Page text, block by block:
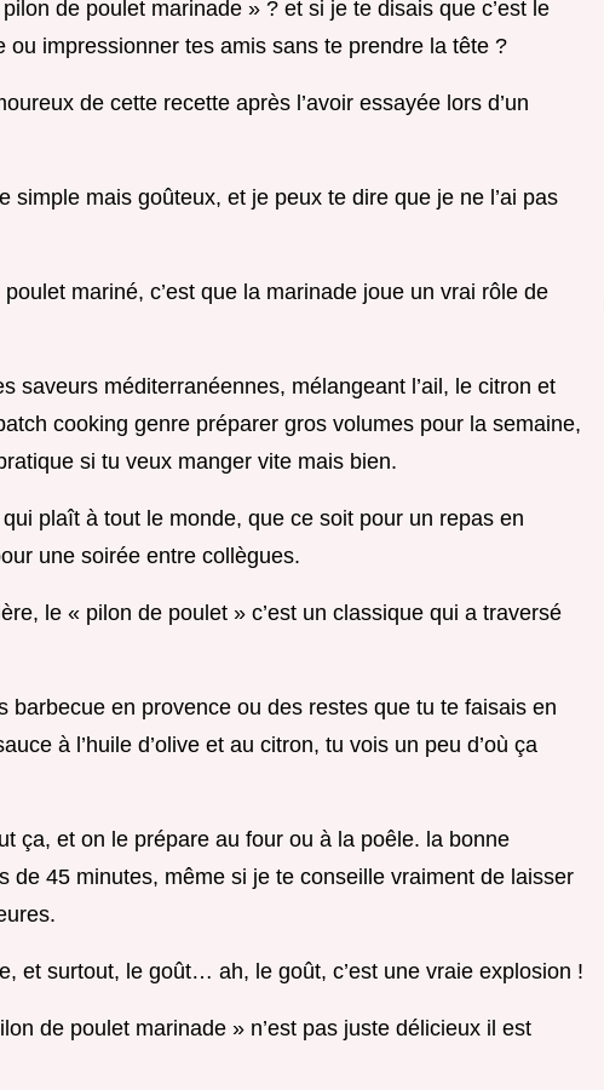
de poulet marinade » ? et si je te disais que c’est le
ou impressionner tes amis sans te prendre la tête ?
de cette recette après l’avoir essayée lors d’un
simple mais goûteux, et je peux te dire que je ne l’ai pas
mariné, c’est que la marinade joue un vrai rôle de
saveurs méditerranéennes, mélangeant l’ail, le citron et
cooking genre préparer gros volumes pour la semaine,
si tu veux manger vite mais bien.
plaît à tout le monde, que ce soit pour un repas en
une soirée entre collègues.
le « pilon de poulet » c’est un classique qui a traversé
barbecue en provence ou des restes que tu te faisais en
à l’huile d’olive et au citron, tu vois un peu d’où ça
ça, et on le prépare au four ou à la poêle. la bonne
de 45 minutes, même si je te conseille vraiment de laisser
et surtout, le goût… ah, le goût, c’est une vraie explosion !
de poulet marinade » n’est pas juste délicieux il est